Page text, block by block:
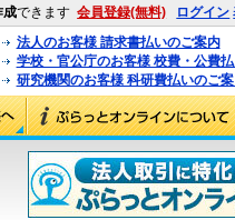
成できます 会員登録(無料) ログイン
法人のお客様 請求書払いのご案内
学校・官公庁のお客様 校費・公費
研究機関のお客様 科研費払いのご